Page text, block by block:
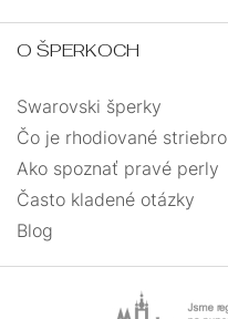
O ŠPERKOCH
Swarovski šperky
Čo je rhodiované striebro
Ako spoznať pravé perly
Často kladené otázky
Blog